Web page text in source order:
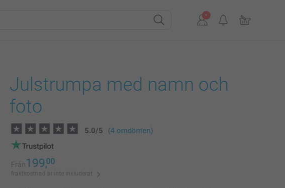
Julstrumpa med namn och
foto
5.0/5 (4 omdömen)
Från199,00
fraktkostnad är inte inkluderat